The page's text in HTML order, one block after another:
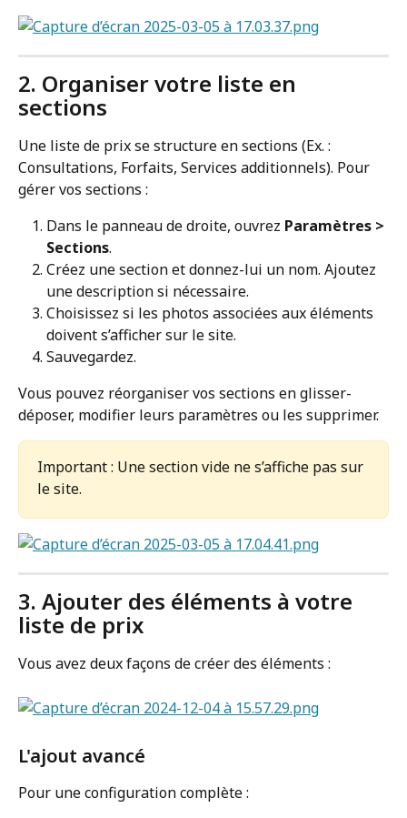
2. Organiser votre liste en
sections
Une liste de prix se structure en sections (Ex. :
Consultations, Forfaits, Services additionnels). Pour
gérer vos sections :
Dans le panneau de droite, ouvrez Paramètres >
Sections.
Créez une section et donnez-lui un nom. Ajoutez
une description si nécessaire.
Choisissez si les photos associées aux éléments
doivent s’afficher sur le site.
Sauvegardez.
Vous pouvez réorganiser vos sections en glisser-
déposer, modifier leurs paramètres ou les supprimer.
Important : Une section vide ne s’affiche pas sur
le site.
3. Ajouter des éléments à votre
liste de prix
Vous avez deux façons de créer des éléments :
L'ajout avancé
Pour une configuration complète :